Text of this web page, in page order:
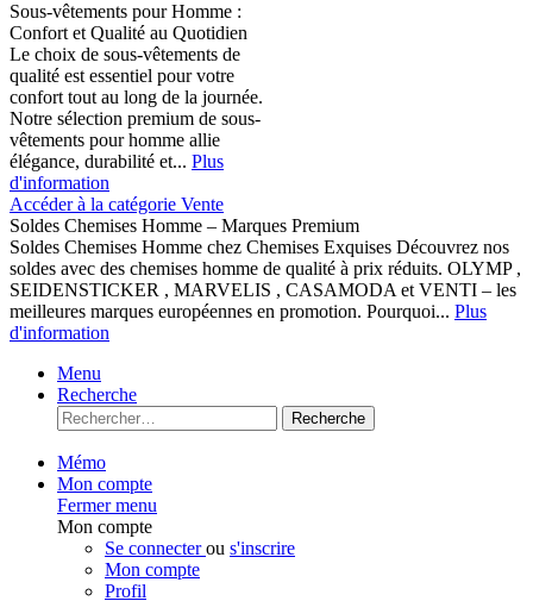
Sous-vêtements pour Homme :
Confort et Qualité au Quotidien
Le choix de sous-vêtements de
qualité est essentiel pour votre
confort tout au long de la journée.
Notre sélection premium de sous-
vêtements pour homme allie
élégance, durabilité et... Plus
d'information
Accéder à la catégorie Vente
Soldes Chemises Homme – Marques Premium
Soldes Chemises Homme chez Chemises Exquises Découvrez nos
soldes avec des chemises homme de qualité à prix réduits. OLYMP ,
SEIDENSTICKER , MARVELIS , CASAMODA et VENTI – les
meilleures marques européennes en promotion. Pourquoi... Plus
d'information
Menu
Recherche
Recherche
Mémo
Mon compte
Fermer menu
Mon compte
Se connecterou s'inscrire
Mon compte
Profil